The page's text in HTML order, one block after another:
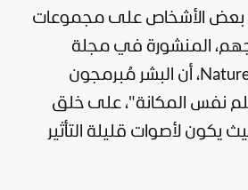
الأشخاص على مجموعات
المنشورة في مجلة
Nature Communications، أن البشر مُبرمجون
نفس المكانة"، على خلق
يكون لأصوات قليلة التأثير